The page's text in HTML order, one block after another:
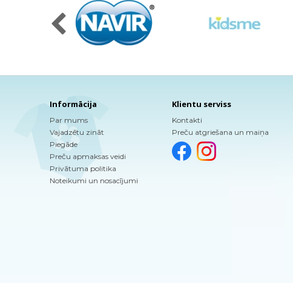
Informācija
Par mums
Vajadzētu zināt
Piegāde
Preču apmaksas veidi
Privātuma politika
Noteikumi un nosacījumi
Klientu serviss
Kontakti
Preču atgriešana un maiņa